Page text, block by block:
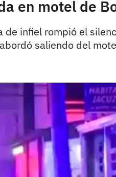
en motel de
de infiel rompió el
saliendo del